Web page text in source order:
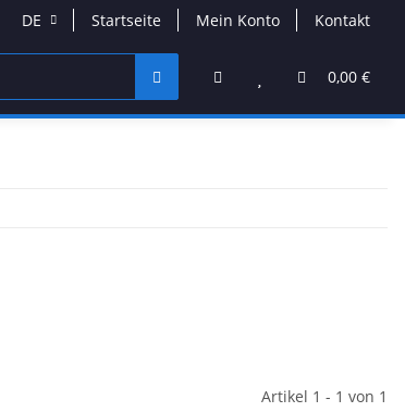
DE Startseite Mein Konto Kontakt
0,00 €
Band Merchandise Schmuck &
Artikel 1 - 1 von 1